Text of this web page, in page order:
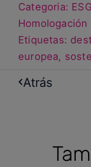
Categoria:
Etiquetas:
europea,
Atrás